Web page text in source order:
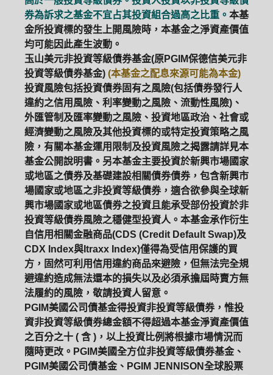
券為訴求之基金不宜占其投資組合過高之比重。 本基
金所投資標的發生上開風險時，本基金之淨資產價值
均可能因此產生波動。
玉山美元非投資等級債券基金(原PGIM保德信美元非
投資等級債券基金) (本基金之配息來源可能為本金)
投資風險包括投資債券固有之風險(包括債券發行人
違約之信用風險、利率變動之風險、流動性風險)、
外匯管制及匯率變動之風險、投資地區政治、社會或
經濟變動之風險及其他投資標的或特定投資策略之風
險，有關本基金運用限制及投資風險之揭露請詳見本
基金公開說明書。另本基金主要投資於新興市場國家
或地區之債券及基礎建設相關債券債券，包含新興市
場國家或地區之非投資等級債券，適合欲參與全球新
興市場國家或地區債券之投資且能承受部份投資於非
投資等級債券風險之穩健型投資人。本基金承作衍生
自信用相關金融商品(CDS (Credit Default Swap)及
CDX Index與Itraxx Index)僅得為受信用保護的買
方，固然可利用信用違約商品來避險，但無法完全規
避違約造成無法還本的損失以及必須承擔屆時賣方無
法履約的風險，敬請投資人留意。
PGIM美國公司債基金得投資非投資等級債券，惟投
資非投資等級債券總金額不得超過本基金淨資產價值
之百分之十 ( 含 )，以上投資比例將根據市場情況而
隨時更改。PGIM美國全方位非投資等級債券基金、
PGIM美國公司債基金、PGIM JENNISON全球股票